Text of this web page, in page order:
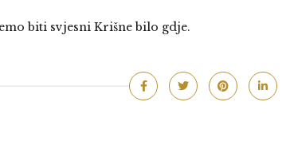
biti svjesni Krišne bilo gdje.